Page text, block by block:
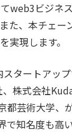
web3ビジネ
た、本チェ
実現します。
タートアップ
株式会社
芸術大学、
知名度も高